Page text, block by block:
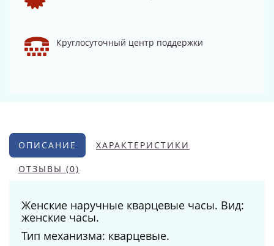
Круглосуточный центр поддержки
ОПИСАНИЕ ХАРАКТЕРИСТИКИ
ОТЗЫВЫ (0)
Женские наручные кварцевые часы. Вид:
женские часы.
Тип механизма: кварцевые.